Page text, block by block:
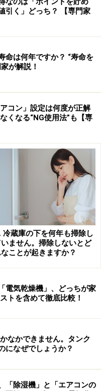
経エレクトロニクス略
、「家庭の医学」、
法律用語がわかる辞
」、「人名地名集 」も
03年12月ほぼ全面改訂
立場から詳しく説明が
され、高校生にとって
ます。
意味が画面下プレビュ
ての辞書から同時に検
れています。辞書を選
よる解説の違いなどの
や成句が検索できる
引く」どっち？ 【専門家
命は何年ですか？ “寿命を
が解説！
コン」設定は何度が正解
くなる“NG使用法”も【専
冷蔵庫の下を何年も掃除し
ません。掃除しないとど
ことが起きますか？
電気乾燥機」、どっちが家
トを含めて徹底比較！
なかできません。タンク
になぜでしょうか？
「除湿機」と「エアコンの